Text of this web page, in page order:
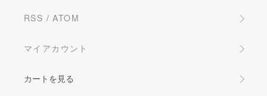
RSS /ATOM
マイアカウント
カートを見る